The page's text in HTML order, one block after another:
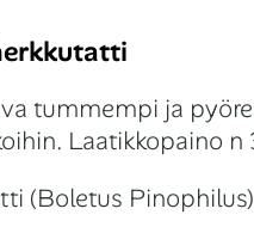
tummempi ja
Laatikkopaino n
(Boletus